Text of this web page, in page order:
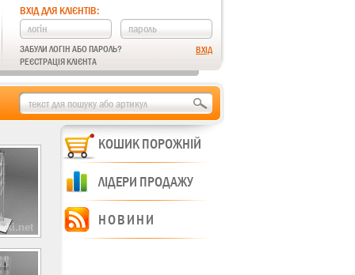
ВХІД ДЛЯ КЛІЄНТІВ:
ЗАБУЛИ ЛОГІН АБО ПАРОЛЬ?
РЕЄСТРАЦІЯ КЛІЄНТА
КОШИК ПОРОЖНІЙ
ЛІДЕРИ ПРОДАЖУ
НОВИНИ